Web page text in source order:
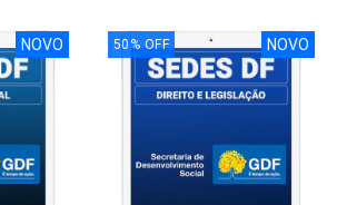
NOVO 50 % OFF NOVO